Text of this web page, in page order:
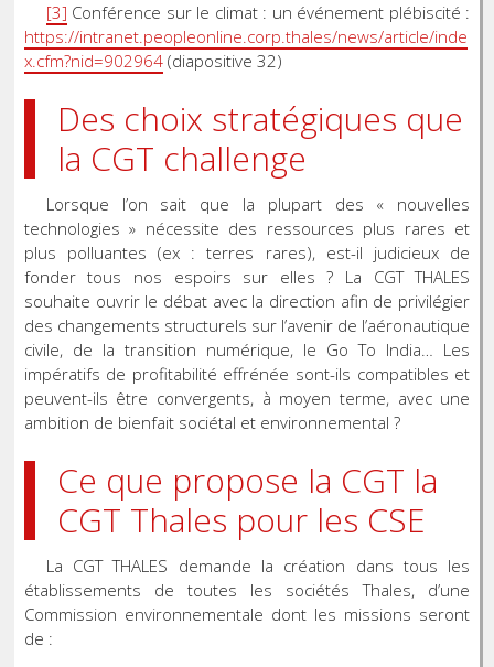
[3] Conférence sur le climat : un événement plébiscité :
https://intranet.peopleonline.corp.thales/news/article/inde
x.cfm?nid=902964(diapositive 32)
Des choix stratégiques que
la CGT challenge
Lorsque l’on sait que la plupart des « nouvelles
technologies » nécessite des ressources plus rares et
plus polluantes (ex : terres rares), est-il judicieux de
fonder tous nos espoirs sur elles ? La CGT THALES
souhaite ouvrir le débat avec la direction afin de privilégier
des changements structurels sur l’avenir de l’aéronautique
civile, de la transition numérique, le Go To India… Les
impératifs de profitabilité effrénée sont-ils compatibles et
peuvent-ils être convergents, à moyen terme, avec une
ambition de bienfait sociétal et environnemental ?
Ce que propose la CGT la
CGT Thales pour les CSE
La CGT THALES demande la création dans tous les
établissements de toutes les sociétés Thales, d’une
Commission environnementale dont les missions seront
de :